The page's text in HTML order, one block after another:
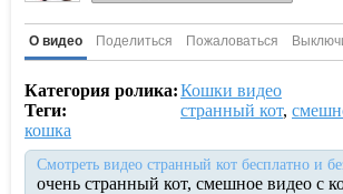
О видео Поделиться Пожаловаться
Категория ролика:Кошки видео
Теги:
странный кот,
кошка
Смотреть видео странный кот бесплатно и
очень странный кот, смешное видео с